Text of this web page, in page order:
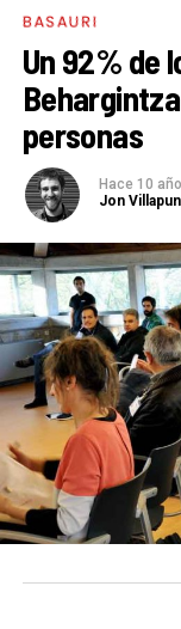
BASAURI
Un 92% de
personas
Hace 10
Jon Villapun